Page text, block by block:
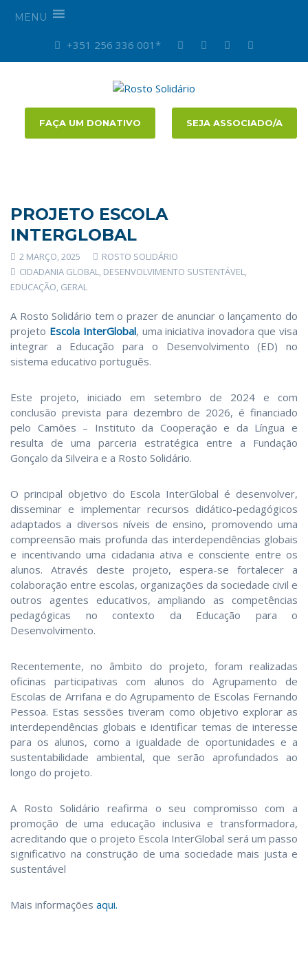
MENU
+351 256 336 001*
FAÇA UM DONATIVO SEJA ASSOCIADO/A
PROJETO ESCOLA
INTERGLOBAL
2 MARÇO, 2025
ROSTO SOLIDÁRIO
CIDADANIA GLOBAL, DESENVOLVIMENTO SUSTENTÁVEL,
EDUCAÇÃO, GERAL
A Rosto Solidário tem o prazer de anunciar o lançamento do
projeto Escola InterGlobal, uma iniciativa inovadora que visa
integrar a Educação para o Desenvolvimento (ED) no
sistema educativo português.
Este projeto, iniciado em setembro de 2024 e com
conclusão prevista para dezembro de 2026, é financiado
pelo Camões – Instituto da Cooperação e da Língua e
resulta de uma parceria estratégica entre a Fundação
Gonçalo da Silveira e a Rosto Solidário.
O principal objetivo do Escola InterGlobal é desenvolver,
disseminar e implementar recursos didático-pedagógicos
adaptados a diversos níveis de ensino, promovendo uma
compreensão mais profunda das interdependências globais
e incentivando uma cidadania ativa e consciente entre os
alunos. Através deste projeto, espera-se fortalecer a
colaboração entre escolas, organizações da sociedade civil e
outros agentes educativos, ampliando as competências
pedagógicas no contexto da Educação para o
Desenvolvimento. ​
Recentemente, no âmbito do projeto, foram realizadas
oficinas participativas com alunos do Agrupamento de
Escolas de Arrifana e do Agrupamento de Escolas Fernando
Pessoa. Estas sessões tiveram como objetivo explorar as
interdependências globais e identificar temas de interesse
para os alunos, como a igualdade de oportunidades e a
sustentabilidade ambiental, que serão aprofundados ao
longo do projeto. ​
A Rosto Solidário reafirma o seu compromisso com a
promoção de uma educação inclusiva e transformadora,
acreditando que o projeto Escola InterGlobal será um passo
significativo na construção de uma sociedade mais justa e
sustentável
Mais informações aqui.